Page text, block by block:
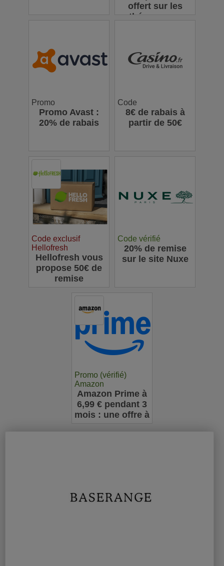
offert sur les
thés en vrac
Promo
Promo Avast :
20% de rabais
Code
8€ de rabais à
partir de 50€
Code exclusif
Hellofresh
Hellofresh vous
propose 50€ de
remise
Code vérifié
20% de remise
sur le site Nuxe
Promo (vérifié)
Amazon
Amazon Prime à
6,99 € pendant 3
mois : une offre à